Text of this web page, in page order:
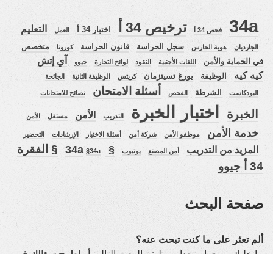
34a فحص 34 أ ترخيص 34 أ اختبار 34 أ العمل التعليم
الجارديان هوية الحارس سجل الحراسة قانون الحراسة كورونا
متخصص
في الحماية والأمن
اللغات الأجنبية النقود لوائح التجارة جيوو
آي إتش
كيه كيه
الوظيفة يورغ تسيتزمان كريتس الوظيفة الثانية الجائحة
البودكاست الشرطة الفحص أسئلة الامتحان نصائح للامتحانات
الخبرة اختبار الخبرة التدريب الأمن مستقل الأمن
خدمة الأمن موظفو الأمن شركة أمن أسئلة الاختبار الإرشادات التحضير
المزيد من التدريب أمن المصنع يوتيوب § 34a
§34a
§ الفقرة
34 أ جيوو
صفحة البحث
ألم تعثر على ما كنت تبحث عنه؟